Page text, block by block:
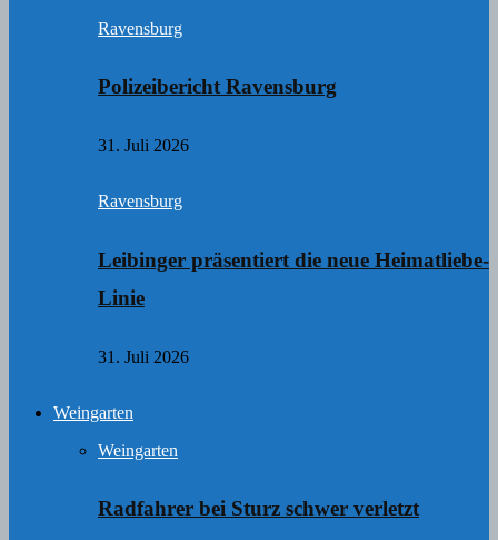
Ravensburg
Polizeibericht Ravensburg
31. Juli 2026
Ravensburg
Leibinger präsentiert die neue Heimatliebe-
Linie
31. Juli 2026
Weingarten
Weingarten
Radfahrer bei Sturz schwer verletzt